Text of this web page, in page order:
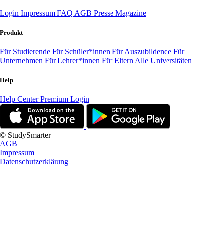
Login Impressum FAQ AGB Presse Magazine
Produkt
Für Studierende Für Schüler*innen Für Auszubildende Für
Unternehmen Für Lehrer*innen Für Eltern Alle Universitäten
Help
Help CenterPremium Login
© StudySmarter
AGB
Impressum
Datenschutzerklärung